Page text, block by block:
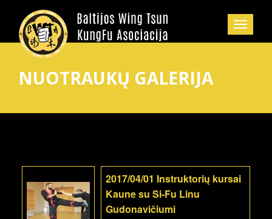
NUOTRAUKŲ GALERIJA
2017/04/01 Instruktorių kursai
Kaune su Si-Fu Linu
Gudonavičiumi